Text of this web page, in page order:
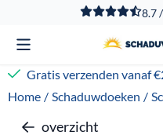
Cookievoorkeuren zijn 8.7
Gratis verzenden vanaf
Home / Schaduwdoeken /
overzicht